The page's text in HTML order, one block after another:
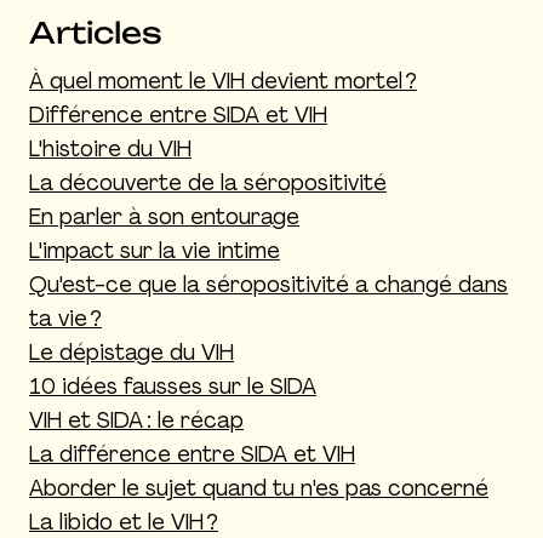
Articles
À quel moment le VIH devient mortel ?
Différence entre SIDA et VIH
L'histoire du VIH
La découverte de la séropositivité
En parler à son entourage
L'impact sur la vie intime
Qu'est-ce que la séropositivité a changé dans
ta vie ?
Le dépistage du VIH
10 idées fausses sur le SIDA
VIH et SIDA : le récap
La différence entre SIDA et VIH
Aborder le sujet quand tu n'es pas concerné
La libido et le VIH ?